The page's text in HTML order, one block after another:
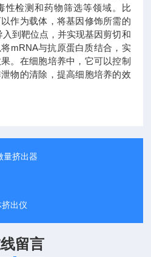
性检测和药物筛选等领域。比
作为载体，将基因修饰所需的
到靶位点，并实现基因剪切和
mRNA与抗原蛋白质结合，实
。在细胞培养中，它可以控制
物的清除，提高细胞培养的效
量挤出器
出仪
留言